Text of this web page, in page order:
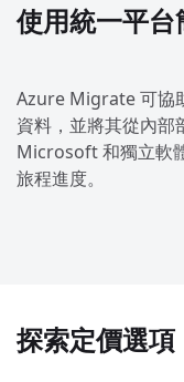
使用統一平
Azure Migrate 可協
資料，並將其從內
Microsoft 和獨立軟
旅程進度。
探索定價選項